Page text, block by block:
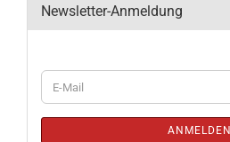
Newsletter-Anmeldung
WEITER
ZUR
E-
Mail
ANMELDEN